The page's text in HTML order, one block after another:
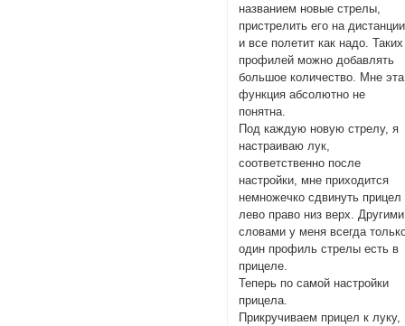
названием новые стрелы,
пристрелить его на
и все полетит как надо. Таких
профилей можно добавлять
большое количество. Мне эта
функция абсолютно не
понятна.
Под каждую новую стрелу, я
настраиваю лук,
соответственно после
настройки, мне приходится
немножечко сдвинуть прицел
лево право низ верх. Другими
словами у меня всегда
один профиль стрелы есть в
прицеле.
Теперь по самой настройки
прицела.
Прикручиваем прицел к луку,